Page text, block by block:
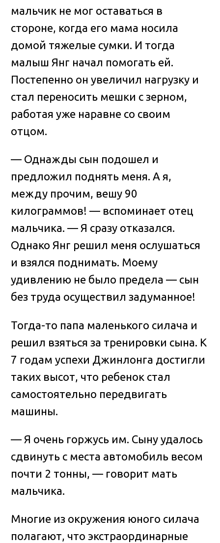
мальчик не мог оставаться в
стороне, когда его мама носила
домой тяжелые сумки. И тогда
малыш Янг начал помогать ей.
Постепенно он увеличил нагрузку и
стал переносить мешки с зерном,
работая уже наравне со своим
отцом.
— Однажды сын подошел и
предложил поднять меня. А я,
между прочим, вешу 90
килограммов! — вспоминает отец
мальчика. — Я сразу отказался.
Однако Янг решил меня ослушаться
и взялся поднимать. Моему
удивлению не было предела — сын
без труда осуществил задуманное!
Тогда-то папа маленького силача и
решил взяться за тренировки сына. К
7 годам успехи Джинлонга достигли
таких высот, что ребенок стал
самостоятельно передвигать
машины.
— Я очень горжусь им. Сыну удалось
сдвинуть с места автомобиль весом
почти 2 тонны, — говорит мать
мальчика.
Многие из окружения юного силача
полагают, что экстраординарные